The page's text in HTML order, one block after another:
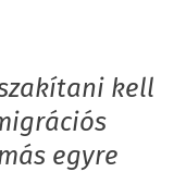
kell
egyre